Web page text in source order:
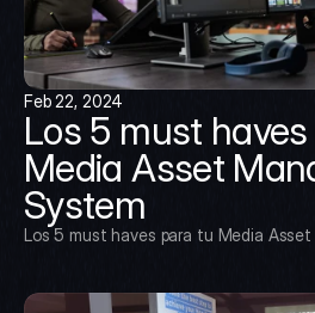
Feb 22, 2024
Los 5 must
Media Asset
System
Los 5 must haves para tu Media